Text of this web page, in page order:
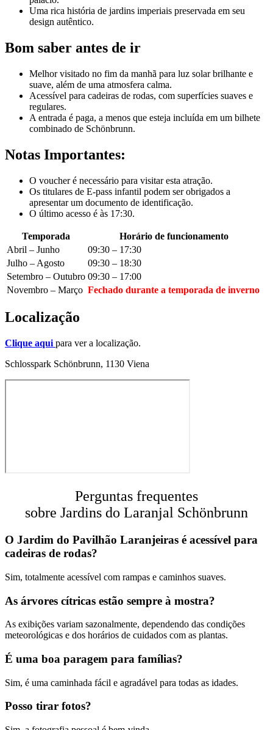
Uma rica história de jardins imperiais preservada em seu
design autêntico.
Bom saber antes de ir
Melhor visitado no fim da manhã para luz solar brilhante e
suave, além de uma atmosfera calma.
Acessível para cadeiras de rodas, com superfícies suaves e
regulares.
A entrada é paga, a menos que esteja incluída em um bilhete
combinado de Schönbrunn.
Notas Importantes:
O voucher é necessário para visitar esta atração.
Os titulares de E-pass infantil podem ser obrigados a
apresentar um documento de identificação.
O último acesso é às 17:30.
Temporada
Horário de funcionamento
Abril – Junho
09:30 – 17:30
Julho – Agosto
09:30 – 18:30
Setembro – Outubro 09:30 – 17:00
Novembro – Março Fechado durante a temporada de inverno
Localização
Clique aqui para ver a localização.
Schlosspark Schönbrunn, 1130 Viena
Perguntas frequentes
sobre Jardins do Laranjal Schönbrunn
O Jardim do Pavilhão Laranjeiras é acessível para
cadeiras de rodas?
Sim, totalmente acessível com rampas e caminhos suaves.
As árvores cítricas estão sempre à mostra?
As exibições variam sazonalmente, dependendo das condições
meteorológicas e dos horários de cuidados com as plantas.
É uma boa paragem para famílias?
Sim, é uma caminhada fácil e agradável para todas as idades.
Posso tirar fotos?